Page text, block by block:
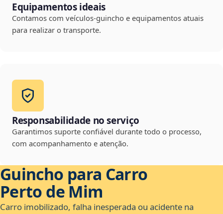
Equipamentos ideais
Contamos com veículos-guincho e equipamentos atuais
para realizar o transporte.
Responsabilidade no serviço
Garantimos suporte confiável durante todo o processo,
com acompanhamento e atenção.
Guincho para Carro
Perto de Mim
Carro imobilizado, falha inesperada ou acidente na